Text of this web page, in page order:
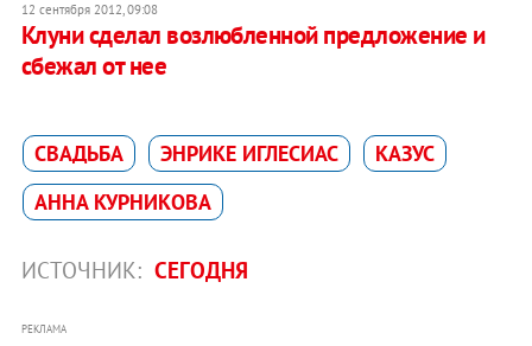
12 сентября 2012, 09:08
Клуни сделал возлюбленной предложение и
сбежал от нее
СВАДЬБА ЭНРИКЕ ИГЛЕСИАС
КАЗУС
АННА КУРНИКОВА
ИСТОЧНИК: СЕГОДНЯ
РЕКЛАМА